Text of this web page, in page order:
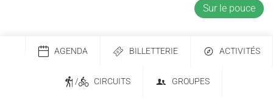
Sur le pouce
AGENDA BILLETTERIE ACTIVITÉS
/ CIRCUITS GROUPES